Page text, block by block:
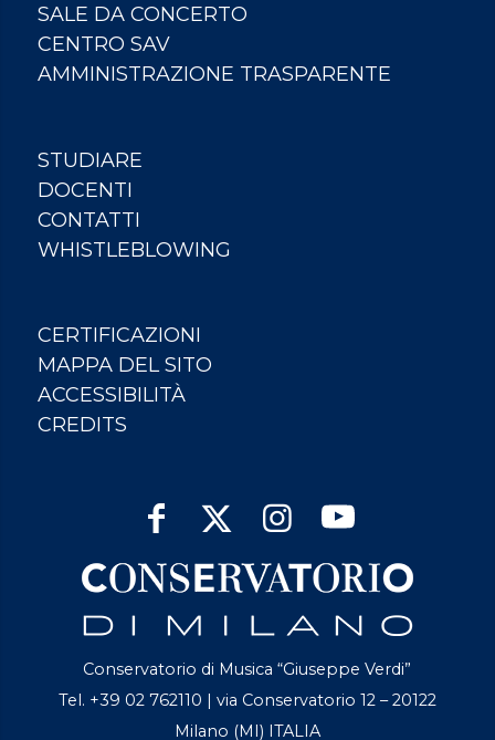
SALE DA CONCERTO
CENTRO SAV
AMMINISTRAZIONE TRASPARENTE
STUDIARE
DOCENTI
CONTATTI
WHISTLEBLOWING
CERTIFICAZIONI
MAPPA DEL SITO
ACCESSIBILITÀ
CREDITS
Conservatorio di Musica “Giuseppe Verdi”
Tel. +39 02 762110 | via Conservatorio 12 – 20122
Milano (MI) ITALIA